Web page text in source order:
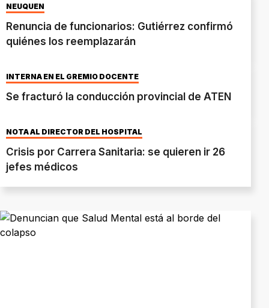
NEUQUÉN
Renuncia de funcionarios: Gutiérrez confirmó
quiénes los reemplazarán
INTERNA EN EL GREMIO DOCENTE
Se fracturó la conducción provincial de ATEN
NOTA AL DIRECTOR DEL HOSPITAL
Crisis por Carrera Sanitaria: se quieren ir 26
jefes médicos